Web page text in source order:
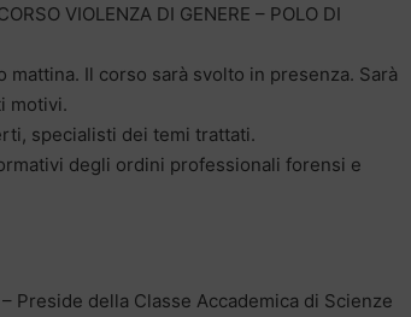
VIOLENZA DI GENERE – POLO DI
Il corso sarà svolto in presenza. Sarà
motivi.
specialisti dei temi trattati.
degli ordini professionali forensi e
Preside della Classe Accademica di Scienze